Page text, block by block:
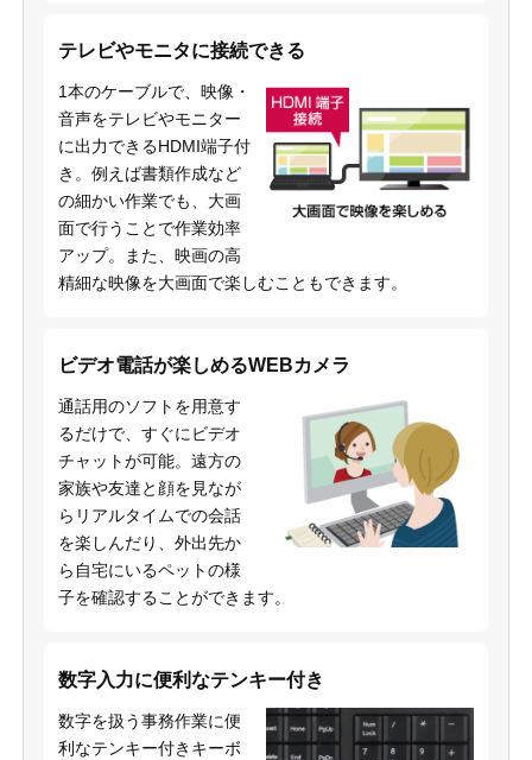
テレビやモニタに接続できる
1本のケーブルで、映像・
音声をテレビやモニター
に出力できるHDMI端子付
き。例えば書類作成など
の細かい作業でも、大画
面で行うことで作業効率
アップ。また、映画の高
精細な映像を大画面で楽しむこともできます。
ビデオ電話が楽しめるWEBカメラ
通話用のソフトを用意す
るだけで、すぐにビデオ
チャットが可能。遠方の
家族や友達と顔を見なが
らリアルタイムでの会話
を楽しんだり、外出先か
ら自宅にいるペットの様
子を確認することができます。
数字入力に便利なテンキー付き
数字を扱う事務作業に便
利なテンキー付きキーボ